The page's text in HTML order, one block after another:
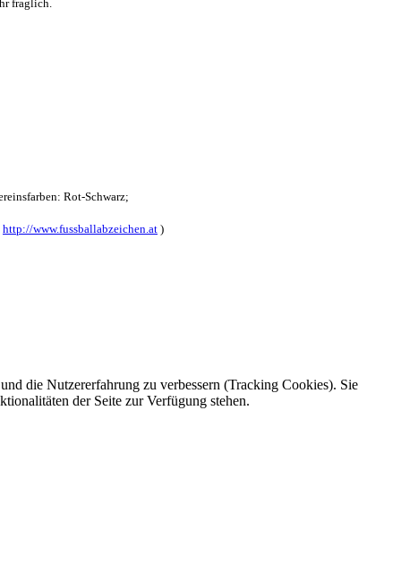
die Nutzererfahrung zu verbessern (Tracking Cookies). Sie
der Seite zur Verfügung stehen.
fraglich.
Rot-Schwarz;
http://www.fussballabzeichen.at )